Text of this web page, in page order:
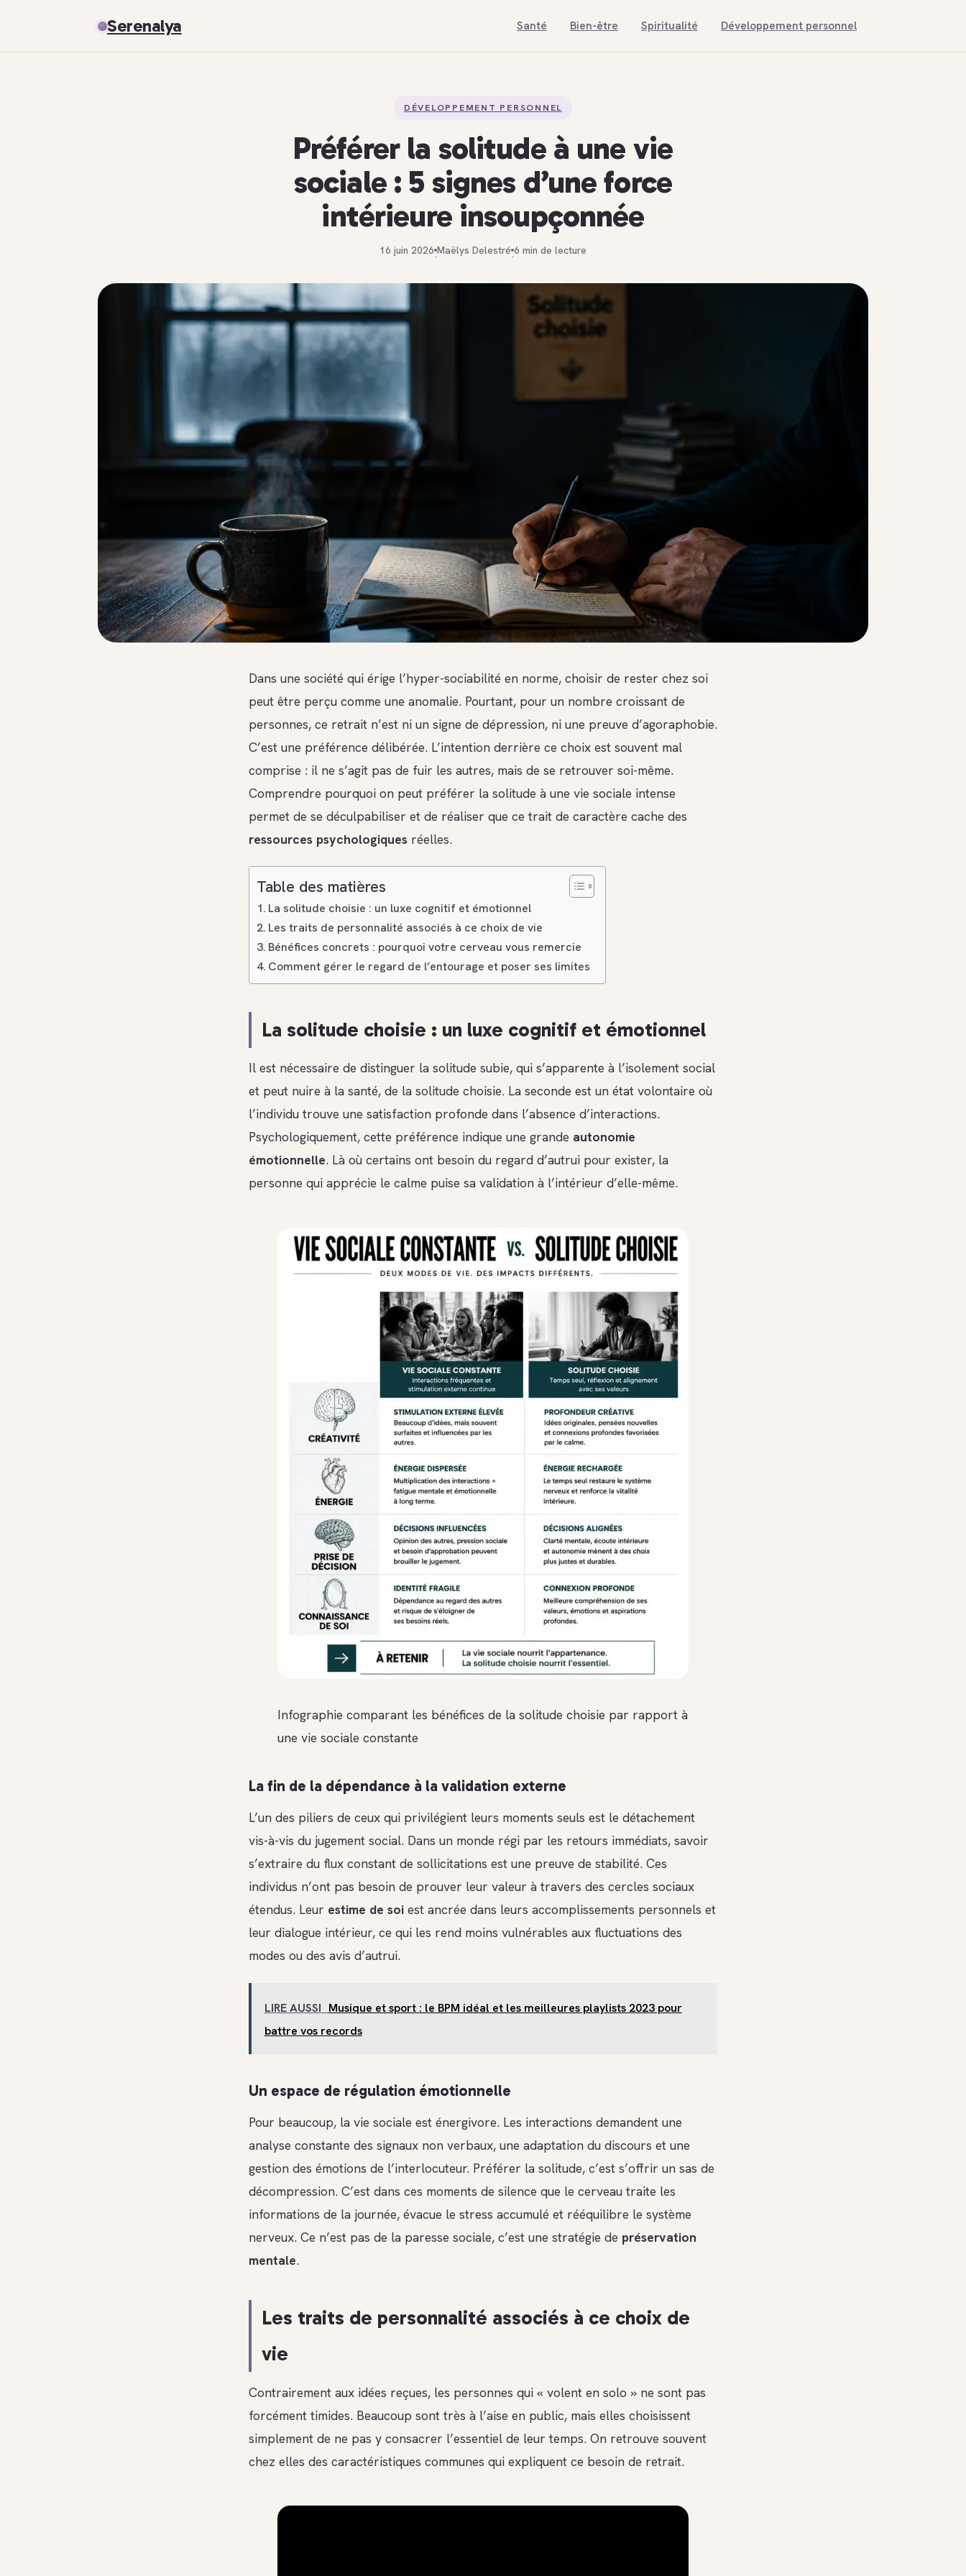
Serenalya Santé Bien-être Spiritualité Développement personnel
DÉVELOPPEMENT PERSONNEL
Préférer la solitude à une vie
sociale : 5 signes d’une force
intérieure insoupçonnée
16 juin 2026
·
Maëlys Delestré
·
6 min de lecture
Dans une société qui érige l’hyper-sociabilité en norme, choisir de rester chez soi
peut être perçu comme une anomalie. Pourtant, pour un nombre croissant de
personnes, ce retrait n’est ni un signe de dépression, ni une preuve d’agoraphobie.
C’est une préférence délibérée. L’intention derrière ce choix est souvent mal
comprise : il ne s’agit pas de fuir les autres, mais de se retrouver soi-même.
Comprendre pourquoi on peut préférer la solitude à une vie sociale intense
permet de se déculpabiliser et de réaliser que ce trait de caractère cache des
ressources psychologiques réelles.
Table des matières
La solitude choisie : un luxe cognitif et émotionnel
Les traits de personnalité associés à ce choix de vie
Bénéfices concrets : pourquoi votre cerveau vous remercie
Comment gérer le regard de l’entourage et poser ses limites
La solitude choisie : un luxe cognitif et émotionnel
Il est nécessaire de distinguer la solitude subie, qui s’apparente à l’isolement social
et peut nuire à la santé, de la solitude choisie. La seconde est un état volontaire où
l’individu trouve une satisfaction profonde dans l’absence d’interactions.
Psychologiquement, cette préférence indique une grande autonomie
émotionnelle. Là où certains ont besoin du regard d’autrui pour exister, la
personne qui apprécie le calme puise sa validation à l’intérieur d’elle-même.
Infographie comparant les bénéfices de la solitude choisie par rapport à
une vie sociale constante
La fin de la dépendance à la validation externe
L’un des piliers de ceux qui privilégient leurs moments seuls est le détachement
vis-à-vis du jugement social. Dans un monde régi par les retours immédiats, savoir
s’extraire du flux constant de sollicitations est une preuve de stabilité. Ces
individus n’ont pas besoin de prouver leur valeur à travers des cercles sociaux
étendus. Leur estime de soi est ancrée dans leurs accomplissements personnels et
leur dialogue intérieur, ce qui les rend moins vulnérables aux fluctuations des
modes ou des avis d’autrui.
LIRE AUSSI Musique et sport : le BPM idéal et les meilleures playlists 2023 pour
battre vos records
Un espace de régulation émotionnelle
Pour beaucoup, la vie sociale est énergivore. Les interactions demandent une
analyse constante des signaux non verbaux, une adaptation du discours et une
gestion des émotions de l’interlocuteur. Préférer la solitude, c’est s’offrir un sas de
décompression. C’est dans ces moments de silence que le cerveau traite les
informations de la journée, évacue le stress accumulé et rééquilibre le système
nerveux. Ce n’est pas de la paresse sociale, c’est une stratégie de préservation
mentale.
Les traits de personnalité associés à ce choix de
vie
Contrairement aux idées reçues, les personnes qui « volent en solo » ne sont pas
forcément timides. Beaucoup sont très à l’aise en public, mais elles choisissent
simplement de ne pas y consacrer l’essentiel de leur temps. On retrouve souvent
chez elles des caractéristiques communes qui expliquent ce besoin de retrait.